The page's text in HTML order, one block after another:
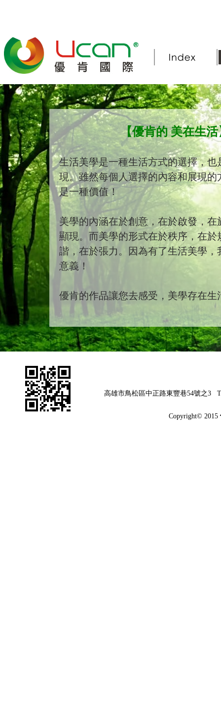
【優肯的 美在生活
生活美學是一種生活方式的選擇，也
現。雖然每個人選擇的內容和展現的
是一種價值！
美學的內涵在於創意，在於啟發，在
顯現。而美學的形式在於秩序，在於
諧，在於張力。因為有了生活美學，
意義！
優肯的作品讓您去感受，美學存在生
高雄市鳥松區中正路東豐巷54號之3
Copyright© 2015